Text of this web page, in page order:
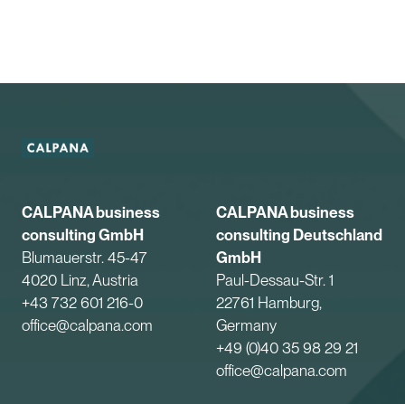
CALPANA business
consulting GmbH
Blumauerstr. 45-47
4020 Linz, Austria
+43 732 601 216-0
office@calpana.com
CALPANA business
consulting Deutschland
GmbH
Paul-Dessau-Str. 1
22761 Hamburg,
Germany
+49 (0)40 35 98 29 21
office@calpana.com